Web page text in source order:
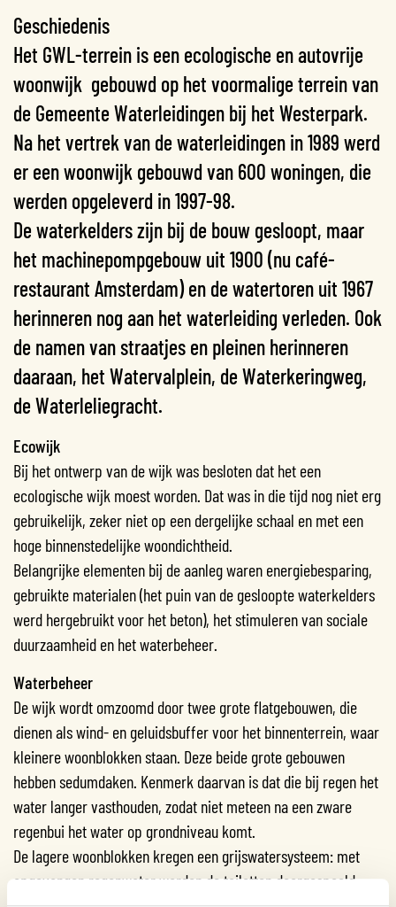
Geschiedenis
Het GWL-terrein is een ecologische en autovrije
woonwijk gebouwd op het voormalige terrein van
de Gemeente Waterleidingen bij het Westerpark.
Na het vertrek van de waterleidingen in 1989 werd
er een woonwijk gebouwd van 600 woningen, die
werden opgeleverd in 1997-98.
De waterkelders zijn bij de bouw gesloopt, maar
het machinepompgebouw uit 1900 (nu café-
restaurant Amsterdam) en de watertoren uit 1967
herinneren nog aan het waterleiding verleden. Ook
de namen van straatjes en pleinen herinneren
daaraan, het Watervalplein, de Waterkeringweg,
de Waterleliegracht.
Ecowijk
Bij het ontwerp van de wijk was besloten dat het een
ecologische wijk moest worden. Dat was in die tijd nog niet erg
gebruikelijk, zeker niet op een dergelijke schaal en met een
hoge binnenstedelijke woondichtheid.
Belangrijke elementen bij de aanleg waren energiebesparing,
gebruikte materialen (het puin van de gesloopte waterkelders
werd hergebruikt voor het beton), het stimuleren van sociale
duurzaamheid en het waterbeheer.
Waterbeheer
De wijk wordt omzoomd door twee grote flatgebouwen, die
dienen als wind- en geluidsbuffer voor het binnenterrein, waar
kleinere woonblokken staan. Deze beide grote gebouwen
hebben sedumdaken. Kenmerk daarvan is dat die bij regen het
water langer vasthouden, zodat niet meteen na een zware
regenbui het water op grondniveau komt.
De lagere woonblokken kregen een grijswatersysteem: met
opgevangen regenwater worden de toiletten doorgespoeld.